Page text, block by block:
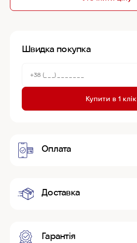
Швидка покупка
Купити в 1 клік
Оплата
Доставка
Гарантія